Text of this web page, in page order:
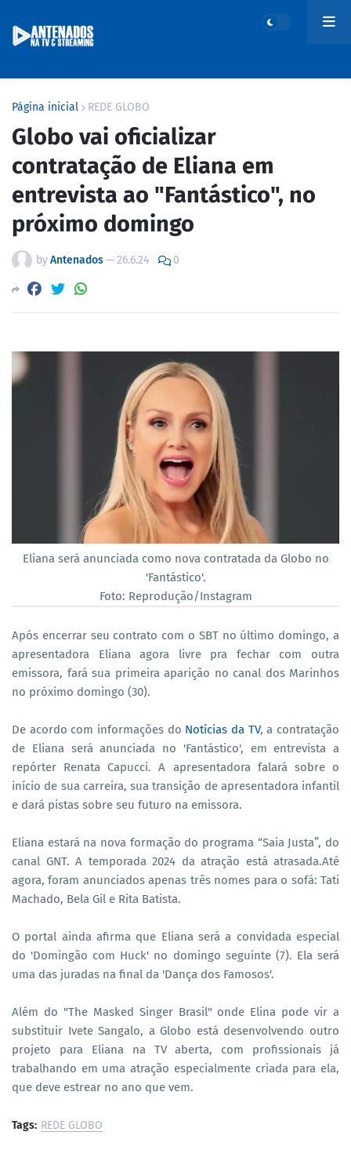
Página inicial REDE GLOBO
Globo vai oficializar
contratação de Eliana em
entrevista ao "Fantástico", no
próximo domingo
byAntenados—26.6.24 0
Eliana será anunciada como nova contratada da Globo no
'Fantástico'.
Foto: Reprodução/Instagram
Após encerrar seu contrato com o SBT no último domingo, a
apresentadora Eliana agora livre pra fechar com outra
emissora, fará sua primeira aparição no canal dos Marinhos
no próximo domingo (30).
De acordo com informações do Notícias da TV, a contratação
de Eliana será anunciada no 'Fantástico', em entrevista a
repórter Renata Capucci. A apresentadora falará sobre o
início de sua carreira, sua transição de apresentadora infantil
e dará pistas sobre seu futuro na emissora.
Eliana estará na nova formação do programa “Saia Justa”, do
canal GNT. A temporada 2024 da atração está atrasada.Até
agora, foram anunciados apenas três nomes para o sofá: Tati
Machado, Bela Gil e Rita Batista.
O portal ainda afirma que Eliana será a convidada especial
do 'Domingão com Huck' no domingo seguinte (7). Ela será
uma das juradas na final da 'Dança dos Famosos'.
Além do "The Masked Singer Brasil" onde Elina pode vir a
substituir Ivete Sangalo, a Globo está desenvolvendo outro
projeto para Eliana na TV aberta, com profissionais já
trabalhando em uma atração especialmente criada para ela,
que deve estrear no ano que vem.
Tags: REDE GLOBO